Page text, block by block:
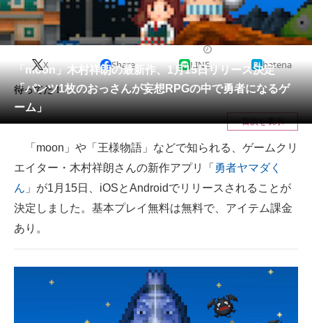
住まい 教育・育児
動物 リサーチ
会員記事
メディア
注目記事を集めた総合ページ
スマホと通信の最新トレンド
進化するPCとデバイスの未来
AI活用のいまが分かる
「moon」木村祥朗の最新作、1月15日リリース決定
「パンツ1枚のおっさんが妄想RPGの中で勇者になるゲ
ーム」
X Share LINE hatena
待ってた！
目次を表示
「moon」や「王様物語」などで知られる、ゲームクリ
エイター・木村祥朗さんの新作アプリ「 勇者ヤマダく
ん 」が1月15日、iOSとAndroidでリリースされることが
決定しました。基本プレイ無料は無料で、アイテム課金
あり。